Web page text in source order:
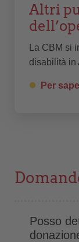
Altri
La CBM si
disabilità in
Per
Posso